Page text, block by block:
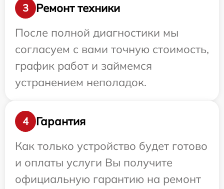
3
Ремонт техники
После полной диагностики мы
согласуем с вами точную стоимость,
график работ и займемся
устранением неполадок.
4
Гарантия
Как только устройство будет готово
и оплаты услуги Вы получите
официальную гарантию на ремонт